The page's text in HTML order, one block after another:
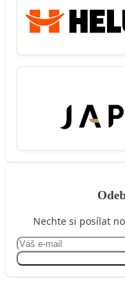
Nechte si posílat